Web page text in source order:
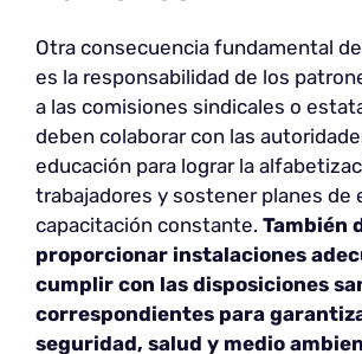
Otra consecuencia fundamental
es la responsabilidad de los
a las comisiones sindicales o
deben colaborar con las
educación para lograr la
trabajadores y sostener planes de
capacitación constante. También
proporcionar instalaciones
cumplir con las disposiciones
correspondientes para
seguridad, salud y medio